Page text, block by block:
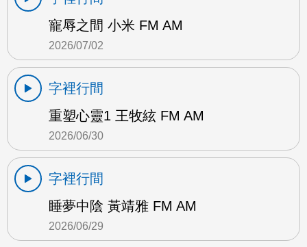
寵辱之間 小米 FM AM
2026/07/02
字裡行間
重塑心靈1 王牧絃 FM AM
2026/06/30
字裡行間
睡夢中陰 黃靖雅 FM AM
2026/06/29